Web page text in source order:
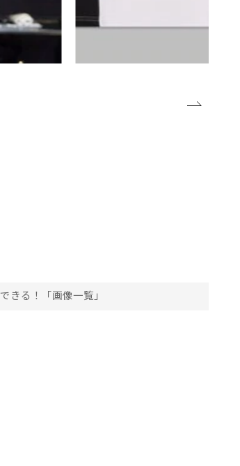
きる！「画像一覧」